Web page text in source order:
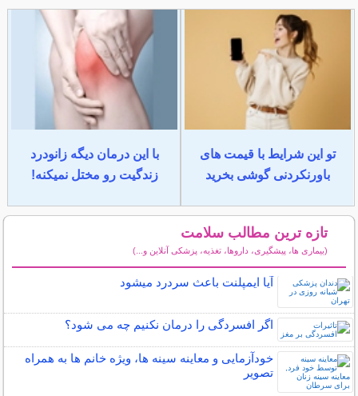
تو این شرایط با قیمت های
باورنکردنی گوشی بخرید
با این درمان دیگه زانودرد
زندگیت رو مختل نمیکنه!
تازه ترین مطالب سلامت
(بیماری ها، پیشگیری، داروها، تغذیه، پزشکی آنلاین و...)
آیا ایمپلنت باعث سردرد میشود
اگر افسردگی را درمان نکنیم چه می شود؟
خودآزمایی و معاینه سینه ها، ویژه خانم ها به همراه
تصویر